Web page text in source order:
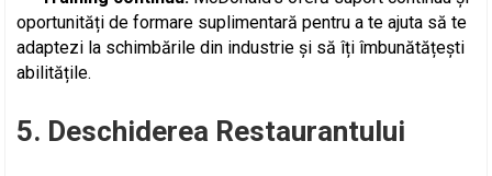
oportunități de formare suplimentară pentru a te ajuta să te
adaptezi la schimbările din industrie și să îți îmbunătățești
abilitățile.
5. Deschiderea Restaurantului